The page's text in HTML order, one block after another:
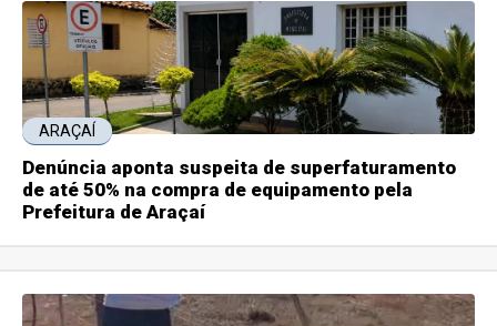
ARAÇAÍ
Denúncia aponta suspeita de superfaturamento
de até 50% na compra de equipamento pela
Prefeitura de Araçaí